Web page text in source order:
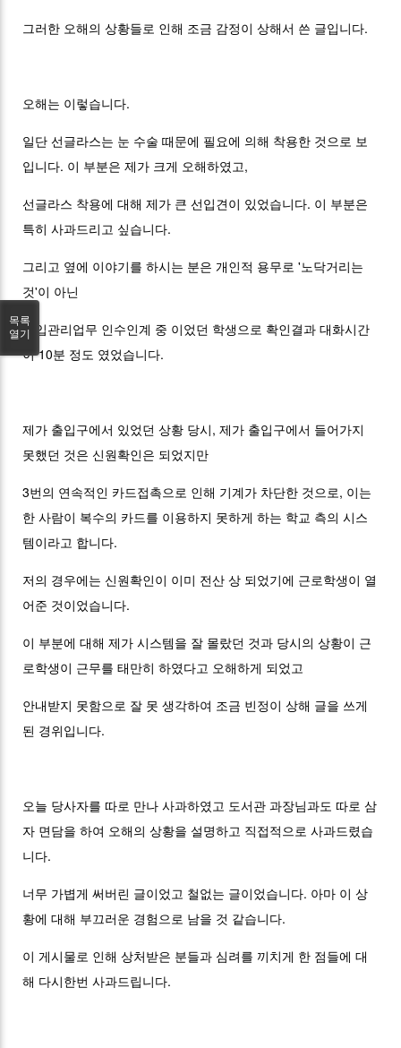
그러한 오해의 상황들로 인해 조금 감정이 상해서 쓴 글입니다.
오해는 이렇습니다.
일단 선글라스는 눈 수술 때문에 필요에 의해 착용한 것으로 보
입니다. 이 부분은 제가 크게 오해하였고,
선글라스 착용에 대해 제가 큰 선입견이 있었습니다. 이 부분은
특히 사과드리고 싶습니다.
그리고 옆에 이야기를 하시는 분은 개인적 용무로 '노닥거리는
것'이 아닌
출입관리업무 인수인계 중 이었던 학생으로 확인결과 대화시간
이 10분 정도 였었습니다.
제가 출입구에서 있었던 상황 당시, 제가 출입구에서 들어가지
못했던 것은 신원확인은 되었지만
3번의 연속적인 카드접촉으로 인해 기계가 차단한 것으로, 이는
한 사람이 복수의 카드를 이용하지 못하게 하는 학교 측의 시스
템이라고 합니다.
저의 경우에는 신원확인이 이미 전산 상 되었기에 근로학생이 열
어준 것이었습니다.
이 부분에 대해 제가 시스템을 잘 몰랐던 것과 당시의 상황이 근
로학생이 근무를 태만히 하였다고 오해하게 되었고
안내받지 못함으로 잘 못 생각하여 조금 빈정이 상해 글을 쓰게
된 경위입니다.
오늘 당사자를 따로 만나 사과하였고 도서관 과장님과도 따로 삼
자 면담을 하여 오해의 상황을 설명하고 직접적으로 사과드렸습
니다.
너무 가볍게 써버린 글이었고 철없는 글이었습니다. 아마 이 상
황에 대해 부끄러운 경험으로 남을 것 같습니다.
이 게시물로 인해 상처받은 분들과 심려를 끼치게 한 점들에 대
해 다시한번 사과드립니다.
목록
열기